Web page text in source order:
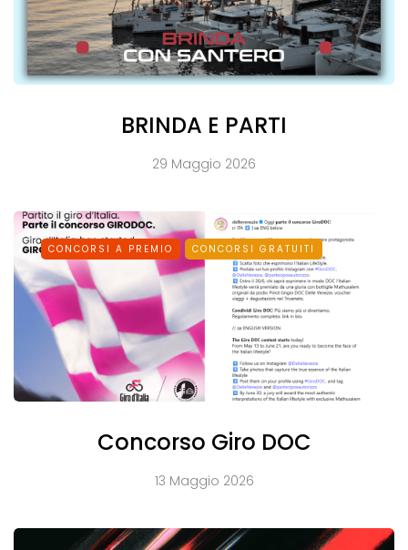
BRINDA E PARTI
29 Maggio 2026
CONCORSI A PREMIO CONCORSI GRATUITI
Concorso Giro DOC
13 Maggio 2026